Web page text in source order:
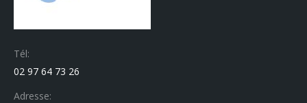
Tél:
02 97 64 73 26
Adresse: